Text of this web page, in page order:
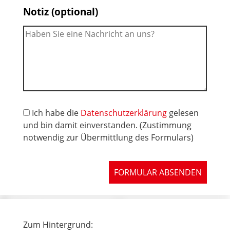
Notiz (optional)
Ich habe die Datenschutzerklärunggelesen
und bin damit einverstanden. (Zustimmung
notwendig zur Übermittlung des Formulars)
FORMULAR ABSENDEN
Zum Hintergrund: